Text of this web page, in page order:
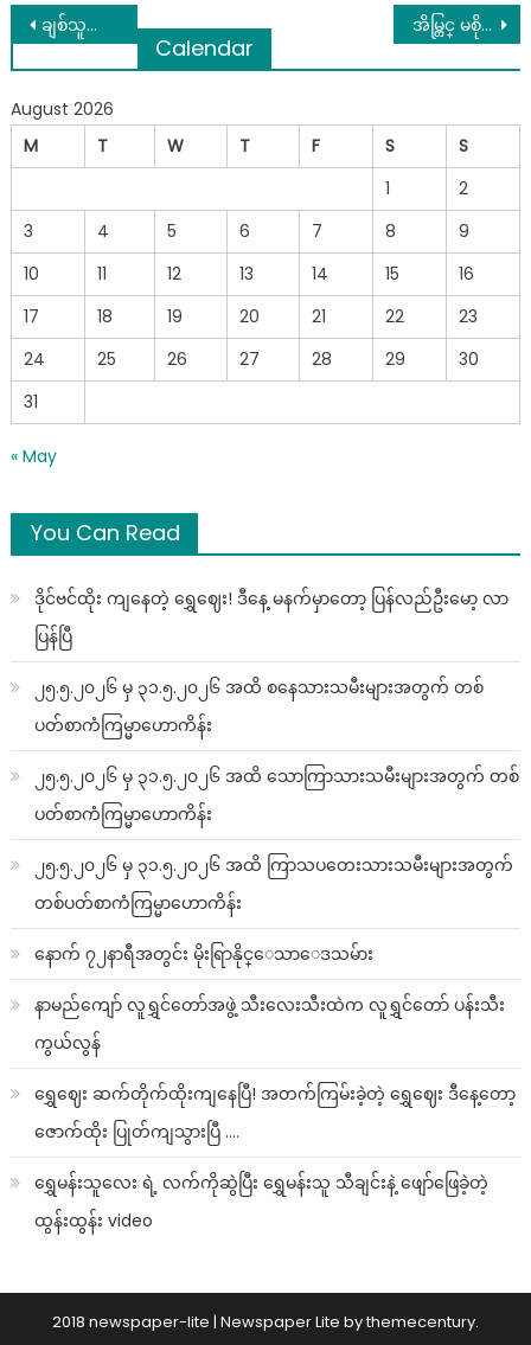
Post
navigation
ချစ်သူတွေကြားမှာ မသုံးသင့်တဲ့ စကားလုံးများ.. အိမ္တြင္ မစိုက္အပ္ေသာ(ခိုက္ေသာ) ဂမုန္းပင္မ်ား ..
Calendar
August 2026
M
T W T F S
S
1
2
3
4 5 6 7 8
9
10
11 12 13 14 15
16
17
18 19 20 21 22
23
24
25 26 27 28 29
30
31
« May
You Can Read
ဒိုင်ဗင်ထိုး ကျနေတဲ့ ရွှေဈေး! ဒီနေ့ မနက်မှာတော့ ပြန်လည်ဦးမော့ လာ
ပြန်ပြီ
၂၅.၅.၂၀၂၆ မှ ၃၁.၅.၂၀၂၆ အထိ စနေသားသမီးများအတွက် တစ်
ပတ်စာကံကြမ္မာဟောကိန်း
၂၅.၅.၂၀၂၆ မှ ၃၁.၅.၂၀၂၆ အထိ သောကြာသားသမီးများအတွက် တစ်
ပတ်စာကံကြမ္မာဟောကိန်း
၂၅.၅.၂၀၂၆ မှ ၃၁.၅.၂၀၂၆ အထိ ကြာသပတေးသားသမီးများအတွက်
တစ်ပတ်စာကံကြမ္မာဟောကိန်း
နောက် ၇၂နာရီအတွင်း မိုးရြာနိုင္ေသာေဒသမ်ား
နာမည်ကျော် လူရွှင်တော်အဖွဲ့ သီးလေးသီးထဲက လူရွှင်တော် ပန်းသီး
ကွယ်လွန်
ရွှေဈေး ဆက်တိုက်ထိုးကျနေပြီ! အတက်ကြမ်းခဲ့တဲ့ ရွှေဈေး ဒီနေ့တော့
ဇောက်ထိုး ပြုတ်ကျသွားပြီ ….
ရွှေမန်းသူလေး ရဲ့ လက်ကိုဆွဲပြီး ရွှေမန်းသူ သီချင်းနဲ့ ဖျော်ဖြေခဲ့တဲ့
ထွန်းထွန်း video
2018 newspaper-lite | Newspaper Lite bythemecentury.